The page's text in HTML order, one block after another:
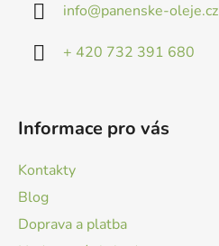
info@panenske-oleje.cz
+ 420 732 391 680
Informace pro vás
Kontakty
Blog
Doprava a platba